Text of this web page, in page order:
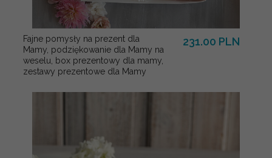
Fajne pomysły na prezent dla
Mamy, podziękowanie dla Mamy na
weselu, box prezentowy dla mamy,
zestawy prezentowe dla Mamy
231.00 PLN